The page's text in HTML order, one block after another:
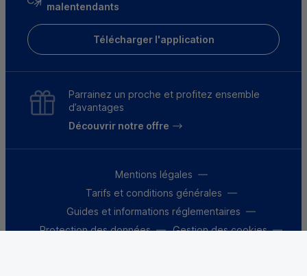
malentendants
Télécharger l'application
Parrainez un proche et profitez ensemble
d’avantages
Découvrir notre offre
Mentions légales
Tarifs et conditions générales
Guides et informations réglementaires
Protection des données
Gestion des cookies